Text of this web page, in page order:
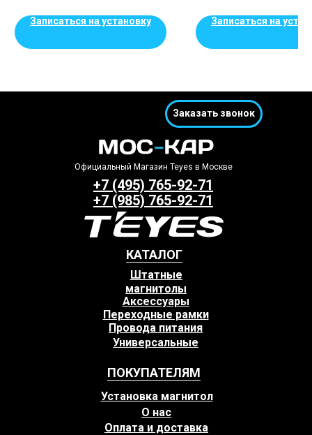
Записаться на установку Записаться на
ПОКУПАТЕЛЯМ
КАТАЛОГ
+7 (495) 765-92-71
+7 (985) 765-92-71
Аксессуары
Провода питания
Штатные
магнитолы
Переходные рамки
Заказать звонок
Официальный Магазин Teyes в Москве
Универсальные
Установка магнитол
Оплата и доставка
О нас